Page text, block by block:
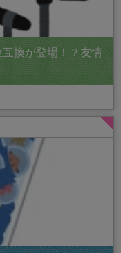
換が登場！？友情